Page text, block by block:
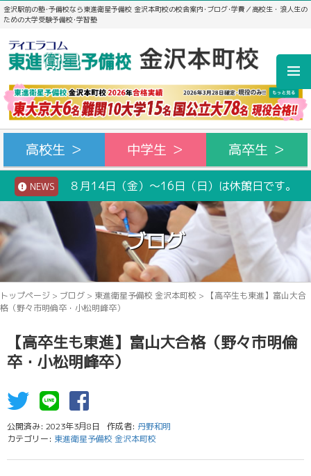
金沢駅前の塾･予備校なら東進衛星予備校 金沢本町校の校舎案内･ブログ･学費／高校生・浪人生の
ための大学受験予備校･学習塾
高校生 ＞ 中学生 ＞ 高卒生 ＞
NEWS ８月14日（金）～16日（日）は休館日です。
ブログ
トップページ > ブログ > 東進衛星予備校 金沢本町校 >
【高卒生も東進】富山大合
格（野々市明倫卒・小松明峰卒）
【高卒生も東進】富山大合格（野々市明倫
卒・小松明峰卒）
公開済み: 2023年3月8日 作成者: 丹野和明
カテゴリー: 東進衛星予備校 金沢本町校